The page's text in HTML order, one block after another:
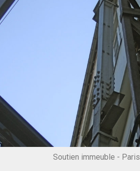
Soutien immeuble - Paris